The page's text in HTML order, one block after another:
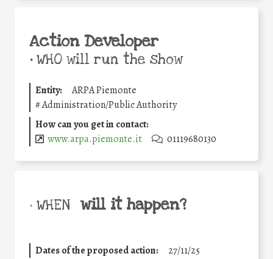
Action Developer
•WHO will run the show
Entity:
ARPA Piemonte
#Administration/Public Authority
How can you get in contact:
www.arpa.piemonte.it
01119680130
• WHEN will it happen?
Dates of the proposed action: 27/11/25